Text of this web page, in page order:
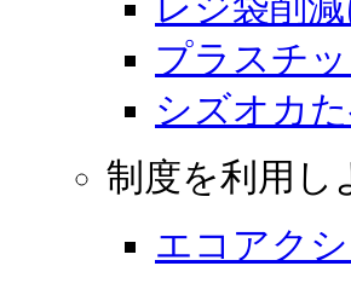
プラスチ
シズオカ
制度を利用し
エコアク